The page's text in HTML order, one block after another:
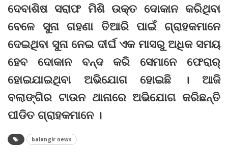
ଦେବାଶିଷ ସରାଫ ମିଶି ଉକ୍ତ ଦୋକାନ କରିଥିବା
ବେଳେ ସୁନା ଗହଣା ତିଆରି ପାଇଁ ଗ୍ରାହକମାନେ
ଦେଇଥିବା ସୁନା ନେଇ ଦୀର୍ଘ ଏକ ମାସରୁ ଅଧିକ ସମୟ
ହେବ ଦୋକାନ ବନ୍ଦ କରି ସେମାନେ ଫେରାର୍‌
ହୋଇଯାଇଥିବା ଅଭିଯୋଗ ହୋଇଛି । ଆଜି
ବଲାଙ୍ଗିର ଟାଉନ ଥାନାରେ ଅଭିଯୋଗ କରିଛନ୍ତି
ପୀଡିତ ଗ୍ରାହକମାନେ ।
balangir news